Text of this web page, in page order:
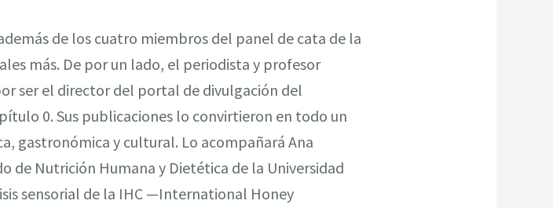
de los cuatro miembros del panel de cata de la
más. De por un lado, el periodista y profesor
ser el director del portal de divulgación del
0. Sus publicaciones lo convirtieron en todo un
gastronómica y cultural. Lo acompañará Ana
de Nutrición Humana y Dietética de la Universidad
sensorial de la IHC —International Honey